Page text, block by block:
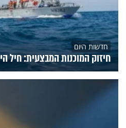
חדשות היום
חיזוק המוכנות המבצעית: חיל